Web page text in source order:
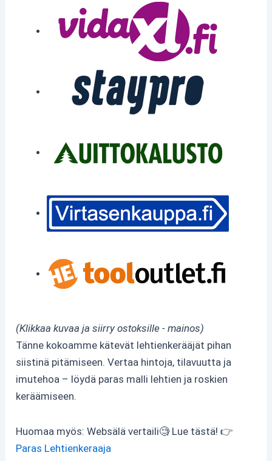
(Klikkaa kuvaa ja siirry ostoksille - mainos)
Tänne kokoamme kätevät lehtienkerääjät pihan
siistinä pitämiseen. Vertaa hintoja, tilavuutta ja
imutehoa – löydä paras malli lehtien ja roskien
keräämiseen.
Huomaa myös: Websälä vertaili🧐 Lue tästä! 👉
Paras Lehtienkeraaja